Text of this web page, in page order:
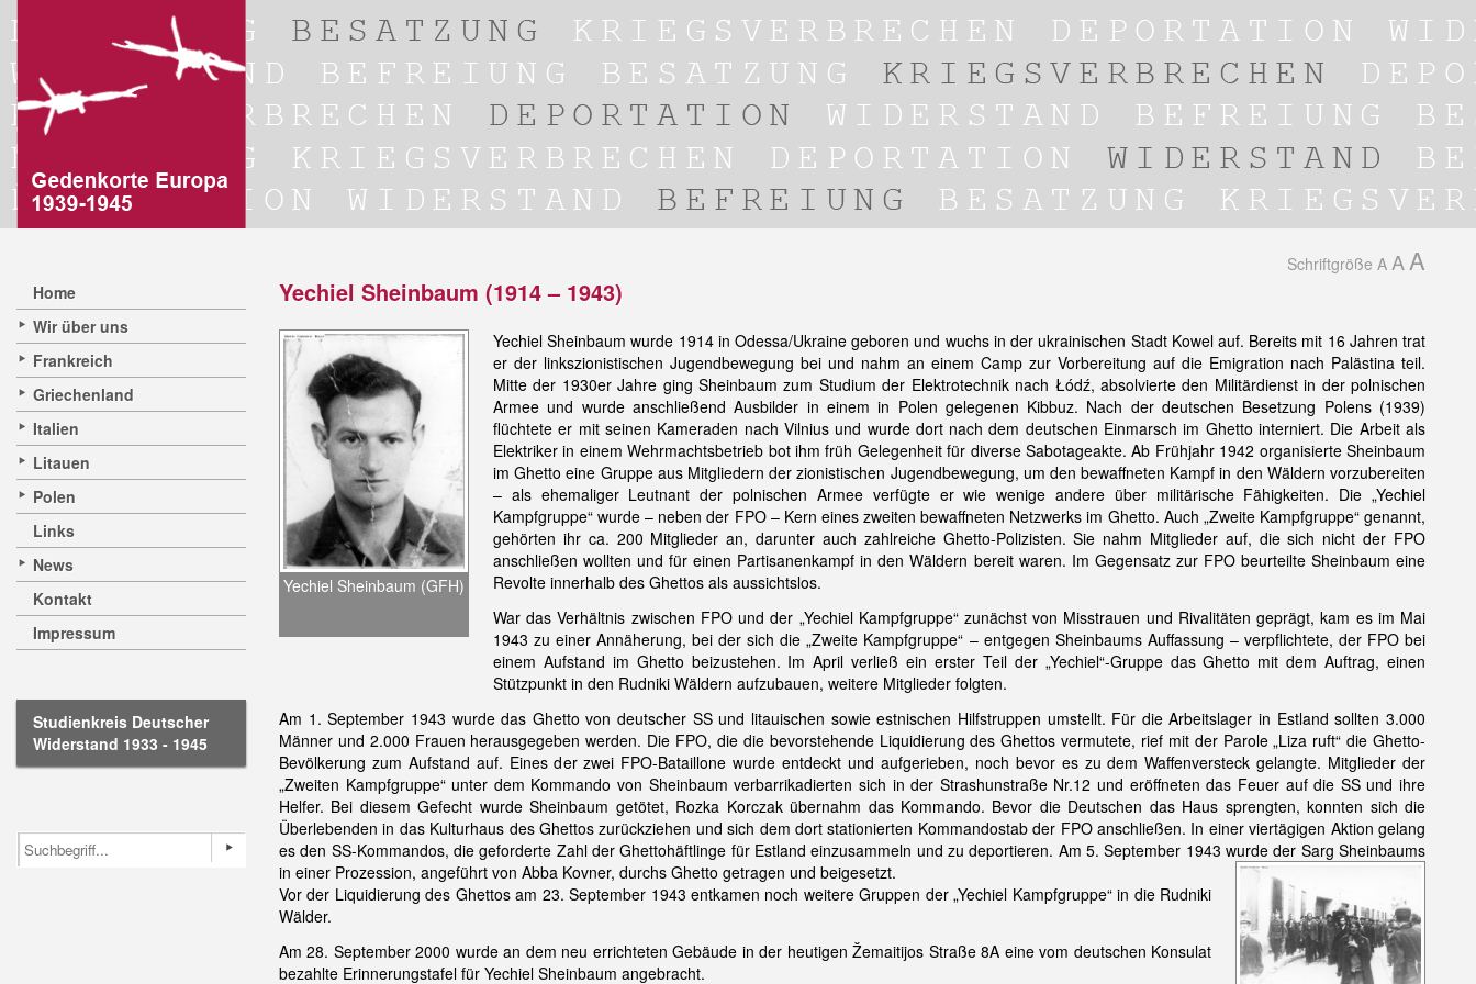
Home
Wir über uns
Frankreich
Griechenland
Italien
Litauen
Polen
Links
News
Kontakt
Impressum
Studienkreis Deutscher
Widerstand 1933 - 1945
Schriftgröße A A A
Yechiel Sheinbaum (1914 – 1943)
Yechiel Sheinbaum (GFH)
Yechiel Sheinbaum wurde 1914 in Odessa/Ukraine geboren und wuchs in der ukrainischen Stadt Kowel auf. Bereits mit 16 Jahren trat
er der linkszionistischen Jugendbewegung bei und nahm an einem Camp zur Vorbereitung auf die Emigration nach Palästina teil.
Mitte der 1930er Jahre ging Sheinbaum zum Studium der Elektrotechnik nach Łódź, absolvierte den Militärdienst in der polnischen
Armee und wurde anschließend Ausbilder in einem in Polen gelegenen Kibbuz. Nach der deutschen Besetzung Polens (1939)
flüchtete er mit seinen Kameraden nach Vilnius und wurde dort nach dem deutschen Einmarsch im Ghetto interniert. Die Arbeit als
Elektriker in einem Wehrmachtsbetrieb bot ihm früh Gelegenheit für diverse Sabotageakte. Ab Frühjahr 1942 organisierte Sheinbaum
im Ghetto eine Gruppe aus Mitgliedern der zionistischen Jugendbewegung, um den bewaffneten Kampf in den Wäldern vorzubereiten
– als ehemaliger Leutnant der polnischen Armee verfügte er wie wenige andere über militärische Fähigkeiten. Die „Yechiel
Kampfgruppe“ wurde – neben der FPO – Kern eines zweiten bewaffneten Netzwerks im Ghetto. Auch „Zweite Kampfgruppe“ genannt,
gehörten ihr ca. 200 Mitglieder an, darunter auch zahlreiche Ghetto-Polizisten. Sie nahm Mitglieder auf, die sich nicht der FPO
anschließen wollten und für einen Partisanenkampf in den Wäldern bereit waren. Im Gegensatz zur FPO beurteilte Sheinbaum eine
Revolte innerhalb des Ghettos als aussichtslos.
War das Verhältnis zwischen FPO und der „Yechiel Kampfgruppe“ zunächst von Misstrauen und Rivalitäten geprägt, kam es im Mai
1943 zu einer Annäherung, bei der sich die „Zweite Kampfgruppe“ – entgegen Sheinbaums Auffassung – verpflichtete, der FPO bei
einem Aufstand im Ghetto beizustehen. Im April verließ ein erster Teil der „Yechiel“-Gruppe das Ghetto mit dem Auftrag, einen
Stützpunkt in den Rudniki Wäldern aufzubauen, weitere Mitglieder folgten.
Am 1. September 1943 wurde das Ghetto von deutscher SS und litauischen sowie estnischen Hilfstruppen umstellt. Für die Arbeitslager in Estland sollten 3.000
Männer und 2.000 Frauen herausgegeben werden. Die FPO, die die bevorstehende Liquidierung des Ghettos vermutete, rief mit der Parole „Liza ruft“ die Ghetto-
Bevölkerung zum Aufstand auf. Eines der zwei FPO-Bataillone wurde entdeckt und aufgerieben, noch bevor es zu dem Waffenversteck gelangte. Mitglieder der
„Zweiten Kampfgruppe“ unter dem Kommando von Sheinbaum verbarrikadierten sich in der Strashunstraße Nr.12 und eröffneten das Feuer auf die SS und ihre
Helfer. Bei diesem Gefecht wurde Sheinbaum getötet, Rozka Korczak übernahm das Kommando. Bevor die Deutschen das Haus sprengten, konnten sich die
Überlebenden in das Kulturhaus des Ghettos zurückziehen und sich dem dort stationierten Kommandostab der FPO anschließen. In einer viertägigen Aktion gelang
es den SS-Kommandos, die geforderte Zahl der Ghettohäftlinge für Estland einzusammeln und zu deportieren. Am 5. September 1943 wurde der Sarg Sheinbaums
in einer Prozession, angeführt von Abba Kovner, durchs Ghetto getragen und beigesetzt.
Vor der Liquidierung des Ghettos am 23. September 1943 entkamen noch weitere Gruppen der „Yechiel Kampfgruppe“ in die Rudniki
Wälder.
Am 28. September 2000 wurde an dem neu errichteten Gebäude in der heutigen Žemaitijos Straße 8A eine vom deutschen Konsulat
bezahlte Erinnerungstafel für Yechiel Sheinbaum angebracht.